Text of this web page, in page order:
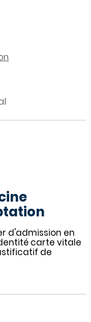
d'admission en
carte vitale
de